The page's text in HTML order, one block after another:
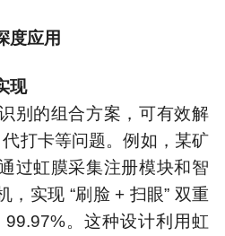
度应用
现
别的组合方案，可有效解
打卡等问题。例如，某矿
过虹膜采集注册模块和智
，实现 “刷脸 + 扫眼” 双重
。这种设计利用虹